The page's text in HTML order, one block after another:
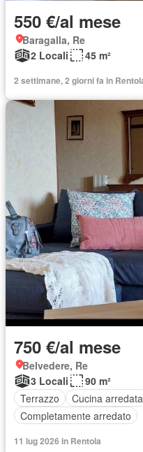
550 €/al mese
Baragalla, Re
2 Locali
45 m²
2 settimane, 2 giorni fa in
750 €/al mese
Belvedere, Re
3 Locali
90 m²
Terrazzo
Cucina arredata
Completamente arredato
11 lug 2026 in Rentola